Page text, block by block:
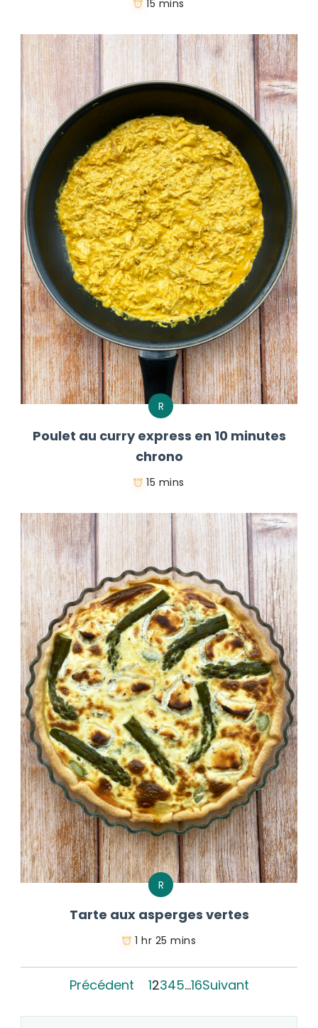
15 mins
R
Poulet au curry express en 10 minutes
chrono
15 mins
R
Tarte aux asperges vertes
1 hr 25 mins
Précédent 12345…16Suivant